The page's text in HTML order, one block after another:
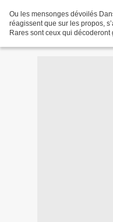
Ou les mensonges dévoilés
réagissent que sur les propos,
Rares sont ceux qui